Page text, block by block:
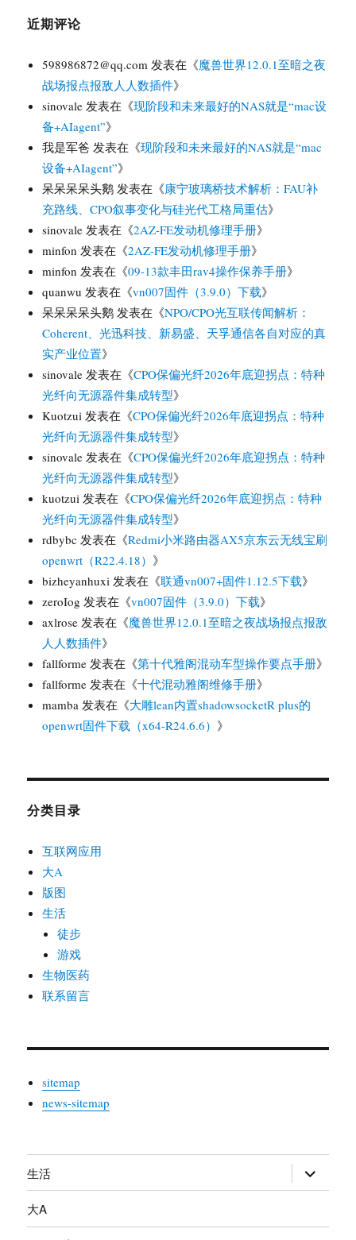
近期评论
598986872@qq.com 发表在《魔兽世界12.0.1至暗之夜
战场报点报敌人人数插件》
sinovale 发表在《现阶段和未来最好的NAS就是“mac设
备+AIagent”》
我是军爸 发表在《现阶段和未来最好的NAS就是“mac
设备+AIagent”》
呆呆呆呆头鹅 发表在《康宁玻璃桥技术解析：FAU补
充路线、CPO叙事变化与硅光代工格局重估》
sinovale 发表在《2AZ-FE发动机修理手册》
minfon 发表在《2AZ-FE发动机修理手册》
minfon 发表在《09-13款丰田rav4操作保养手册》
quanwu 发表在《vn007固件（3.9.0）下载》
呆呆呆呆头鹅 发表在《NPO/CPO光互联传闻解析：
Coherent、光迅科技、新易盛、天孚通信各自对应的真
实产业位置》
sinovale 发表在《CPO保偏光纤2026年底迎拐点：特种
光纤向无源器件集成转型》
Kuotzui 发表在《CPO保偏光纤2026年底迎拐点：特种
光纤向无源器件集成转型》
sinovale 发表在《CPO保偏光纤2026年底迎拐点：特种
光纤向无源器件集成转型》
kuotzui 发表在《CPO保偏光纤2026年底迎拐点：特种
光纤向无源器件集成转型》
rdbybc 发表在《Redmi小米路由器AX5京东云无线宝刷
openwrt（R22.4.18） 》
bizheyanhuxi 发表在《联通vn007+固件1.12.5下载》
zeroIog 发表在《vn007固件（3.9.0）下载》
axlrose 发表在《魔兽世界12.0.1至暗之夜战场报点报敌
人人数插件》
fallforme 发表在《第十代雅阁混动车型操作要点手册》
fallforme 发表在《十代混动雅阁维修手册》
mamba 发表在《大雕lean内置shadowsocketR plus的
openwrt固件下载（x64-R24.6.6） 》
分类目录
互联网应用
大A
版图
生活
徒步
游戏
生物医药
联系留言
sitemap
news-sitemap
生活
开
大A